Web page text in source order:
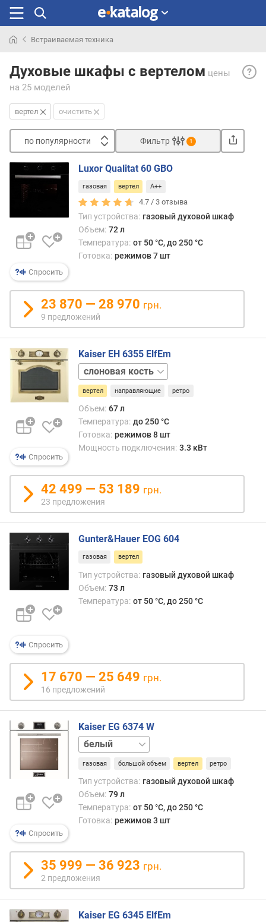
раньше
Встраиваемая техника
Духовые шкафы с вертелом цены
на 25 моделей
—
вертел очистить
по популярности
п
у
л
р
н
о
с
т
и
о
д
е
е
х
к
д
о
р
о
г
и
м
о
д
о
о
г
и
х
к
д
ш
е
в
ы
п
о
т
з
ы
в
а
м
Фильтр 1
Спросить
Luxor Qualitat 60 GBO
газовая вертел A++
4.7 /3 отзыва
Тип устройства: газовый духовой шкаф
Объем: 72 л
Температура: от 50 °C, до 250 °C
Готовка: режимов 7 шт
23 870 — 28 970 грн.
9 предложений
Спросить
Kaiser EH 6355 ElfEm
бордовый
черный
вертел направляющие ретро
Объем: 67 л
Температура: до 250 °C
Готовка: режимов 8 шт
Мощность подключения: 3.3 кВт
42 499 — 53 189 грн.
23 предложения
Спросить
Gunter&Hauer EOG 604
газовая вертел
Тип устройства: газовый духовой шкаф
Объем: 73 л
Температура: от 50 °C, до 250 °C
17 670 — 25 649 грн.
16 предложений
Спросить
Kaiser EG 6374 W
черный
газовая большой объем вертел ретро
Тип устройства: газовый духовой шкаф
Объем: 79 л
Температура: от 50 °C, до 250 °C
Готовка: режимов 3 шт
35 999 — 36 923 грн.
2 предложения
Kaiser EG 6345 ElfEm